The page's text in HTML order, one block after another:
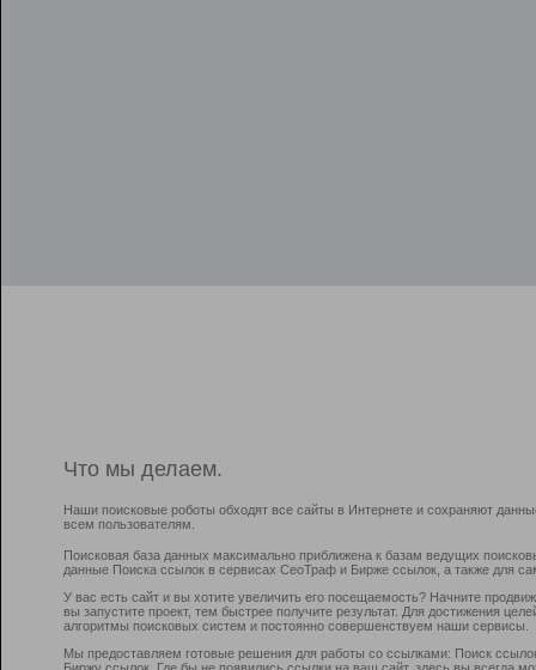
Что мы делаем.
Наши поисковые роботы обходят все сайты в Интернете и сохраняют
всем пользователям.
Поисковая база данных максимально приближена к базам ведущих
данные Поиска ссылок в сервисах СеоТраф и Бирже ссылок, а также для
У вас есть сайт и вы хотите увеличить его посещаемость? Начните
вы запустите проект, тем быстрее получите результат. Для достижения
алгоритмы поисковых систем и постоянно совершенствуем наши сервисы.
Мы предоставляем готовые решения для работы со ссылками: Поиск